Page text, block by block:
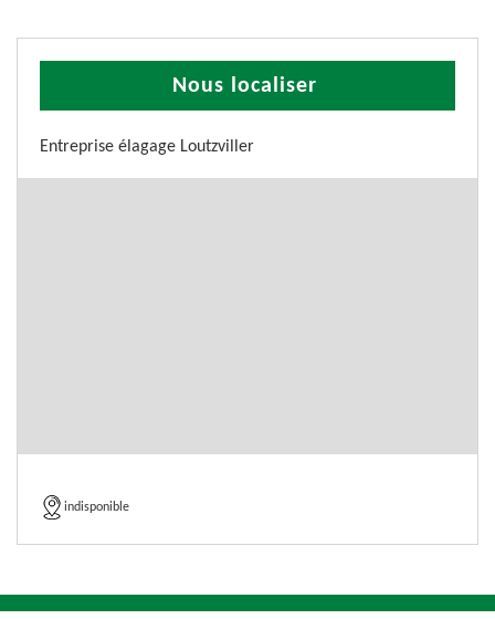
Nous localiser
Entreprise élagage Loutzviller
indisponible